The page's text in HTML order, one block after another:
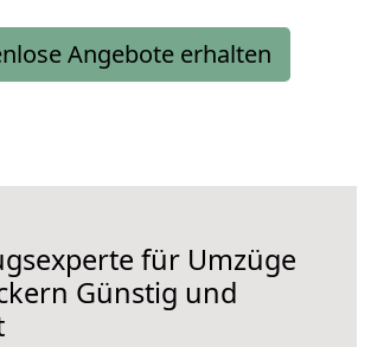
Angebote erhalten
für Umzüge
Günstig und